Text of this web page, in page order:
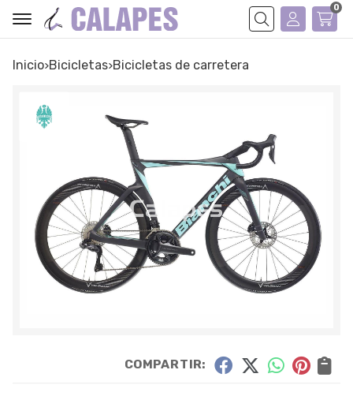
Buscar
0
Inicio bicicletas bicicletas de carretera
COMPARTIR: